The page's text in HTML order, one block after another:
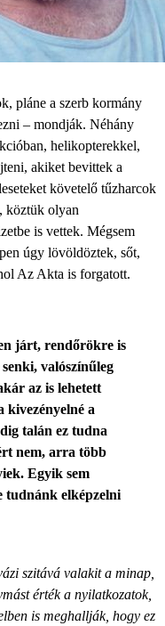
pláne a szerb kormány
– mondják. Néhány
helikopterekkel,
akiket bevittek a
követelő tűzharcok
köztük olyan
is vettek. Mégsem
úgy lövöldöztek, sőt,
Az Akta is forgatott.
járt, rendőrökre is
valószínűleg
az is lehetett
kivezényelné a
talán ez tudna
nem, arra több
Egyik sem
tudnánk elképzelni
szitává valakit a minap,
érték a nyilatkozatok,
is meghallják, hogy ez